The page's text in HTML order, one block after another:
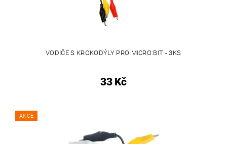
VODIČE S KROKODÝLY PRO MICRO:BIT - 3KS
33 Kč
AKCE